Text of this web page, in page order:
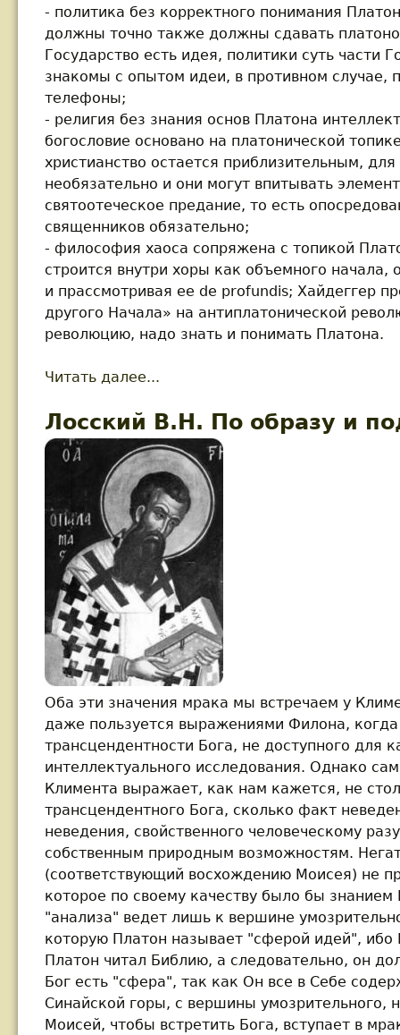
- политика без корректного понимания
должны точно также должны сдавать
Государство есть идея, политики суть части
знакомы с опытом идеи, в противном случае,
телефоны;
- религия без знания основ Платона
богословие основано на платонической
христианство остается приблизительным,
необязательно и они могут впитывать
святоотеческое предание, то есть
священников обязательно;
- философия хаоса сопряжена с топикой
строится внутри хоры как объемного начала,
и прассмотривая ее de profundis; Хайдеггер
другого Начала» на антиплатонической
революцию, надо знать и понимать Платона.
Читать далее...
Лосский В.H. По образу и
Оба эти значения мрака мы встречаем у
даже пользуется выражениями Филона,
трансцендентности Бога, не доступного для
интеллектуального исследования. Однако
Климента выражает, как нам кажется, не
трансцендентного Бога, сколько факт
неведения, свойственного человеческому
собственным природным возможностям.
(соответствующий восхождению Моисея) не
которое по своему качеству было бы знанием
"анализа" ведет лишь к вершине
которую Платон называет "сферой идей", ибо
Платон читал Библию, а следовательно, он
Бог есть "сфера", так как Он все в Себе
Синайской горы, с вершины умозрительного,
Моисей, чтобы встретить Бога, вступает в